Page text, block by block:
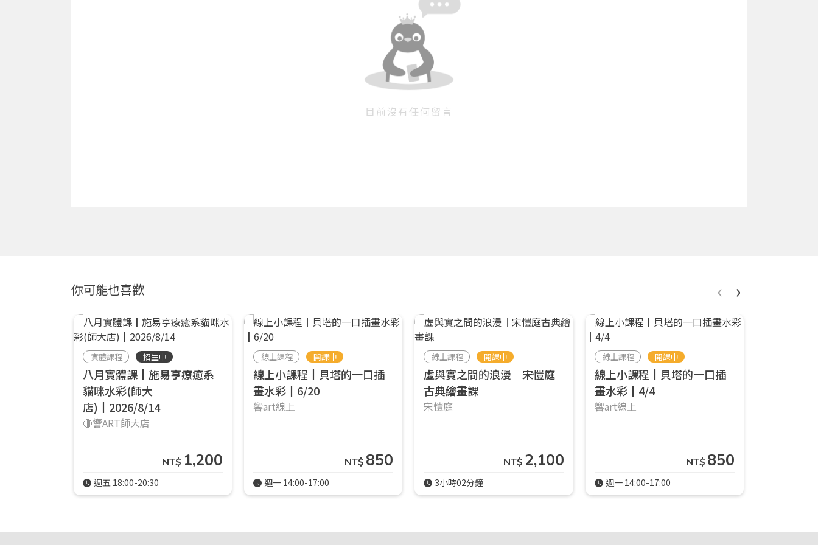
目前沒有任何留言
你可能也喜歡
實體課程 招生中
八月實體課┃施易亨療癒系
貓咪水彩(師大
店)┃2026/8/14
🔴響ART師大店
NT$ 1,200
週五 18:00-20:30
線上課程 開課中
線上小課程┃貝塔的一口插
畫水彩┃6/20
響art線上
NT$ 850
週一 14:00-17:00
線上課程 開課中
虛與實之間的浪漫｜宋愷庭
古典繪畫課
宋愷庭
NT$ 2,100
3小時02分鐘
線上課程 開課中
線上小課程┃貝塔的一口插
畫水彩┃4/4
響art線上
NT$ 850
週一 14:00-17:00
‹ ›